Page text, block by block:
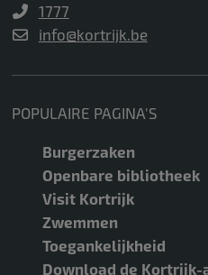
1777
info@kortrijk.be
POPULAIRE PAGINA'S
Burgerzaken
Openbare bibliotheek
Visit Kortrijk
Zwemmen
Toegankelijkheid
Download de Kortrijk-